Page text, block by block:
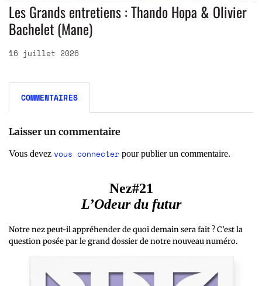
Les Grands entretiens : Thando Hopa & Olivier
Bachelet (Mane)
16 juillet 2026
COMMENTAIRES
Laisser un commentaire
Vous devez vous connecter pour publier un commentaire.
Nez#21
L’Odeur du futur
Notre nez peut-il appréhender de quoi demain sera fait ? C’est la
question posée par le grand dossier de notre nouveau numéro.